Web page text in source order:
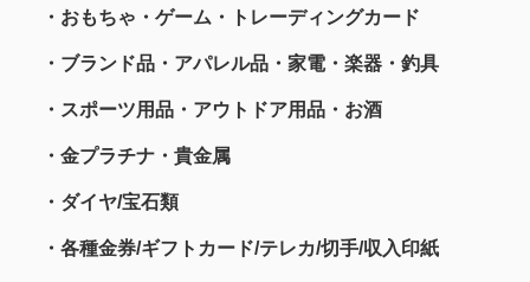
・おもちゃ・ゲーム・トレーディングカード
・ブランド品・アパレル品・家電・楽器・釣具
・スポーツ用品・アウトドア用品・お酒
・金プラチナ・貴金属
・ ダイヤ/宝石類
・各種金券/ギフトカード/テレカ/切手/収入印紙